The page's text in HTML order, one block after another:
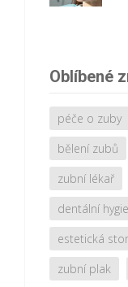
Oblíbené
péče o zuby
bělení zubů
zubní lékař
dentální
estetická
zubní plak